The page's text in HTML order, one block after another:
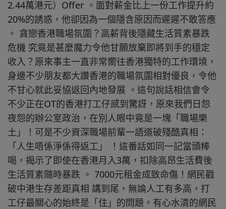
2.44萬港元）Offer 。面對薪金比上一份工作提升約
20%的誘惑，他卻因為一個隱含原因而遲遲不敢答應
。 貪戀香港職場氛圍？高薪背後隱藏生活質素暴跌
危機 究竟是甚麼魔力令他甘願放棄即將到手的穩定
收入？原來事主一直非常嚮往香港獨特的工作環境，
身邊不少朋友都大讚香港的職場氛圍相對優良，令他
不甘心就此妥協返回內地發展 。這句說話相信會令
不少正在OT的香港打工仔感到驚訝，原來我們日怨
夜怨的辦公室政治，在別人眼中竟是一塊「職場樂
土」！可是不少資深職場前輩一語道破殘酷真相：
「人生唔係淨係得返工」 ！這番話如同一記當頭棒
喝，揭示了即使在香港月入3萬，扣除高昂生活費後
生活質素隨時暴跌 。 7000元租金成致命傷！網民戳
破中港生存差距真相 講到尾，無論人工有多高，打
工仔最關心的始終是「住」的問題。有心水清的網民